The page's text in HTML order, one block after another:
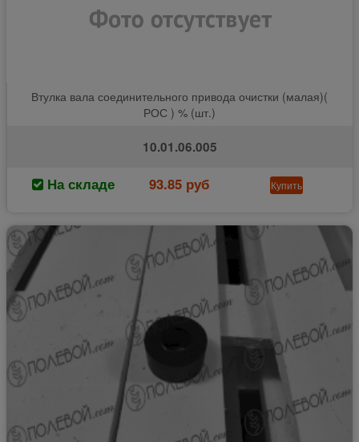
Втулка вала соединительного привода очистки (малая)(
РОС ) % (шт.)
10.01.06.005
На складе 93.85 руб Купить